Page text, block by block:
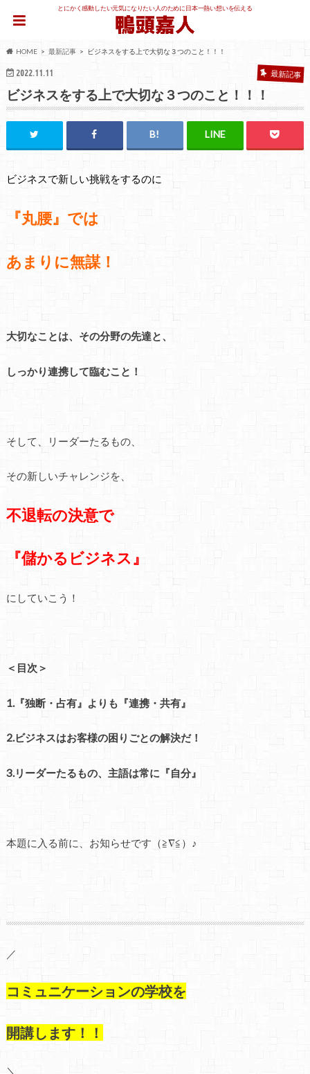
とにかく感動したい元気になりたい人のために日本一熱い想いを伝える
HOME 最新記事 ビジネスをする上で大切な３つのこと！！！
2022.11.11 最新記事
ビジネスをする上で大切な３つのこと！！！
ビジネスで新しい挑戦をするのに
『丸腰』では
あまりに無謀！
大切なことは、その分野の先達と、
しっかり連携して臨むこと！
そして、リーダーたるもの、
その新しいチャレンジを、
不退転の決意で
『儲かるビジネス』
にしていこう！
＜目次＞
1.『独断・占有』よりも『連携・共有』
2.ビジネスはお客様の困りごとの解決だ！
3.リーダーたるもの、主語は常に『自分』
本題に入る前に、お知らせです（≧∇≦）♪
／
コミュニケーションの学校を
開講します！！
＼